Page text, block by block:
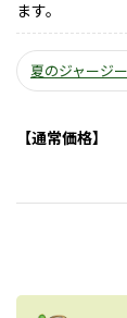
ます。
夏のジャージ
【通常価格】